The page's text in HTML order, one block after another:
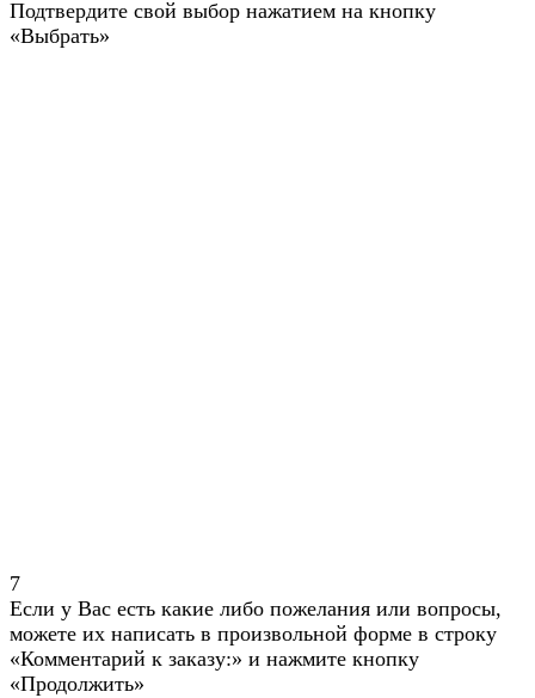
Подтвердите свой выбор нажатием на кнопку
«Выбрать»
7
Если у Вас есть какие либо пожелания или вопросы,
можете их написать в произвольной форме в строку
«Комментарий к заказу:» и нажмите кнопку
«Продолжить»